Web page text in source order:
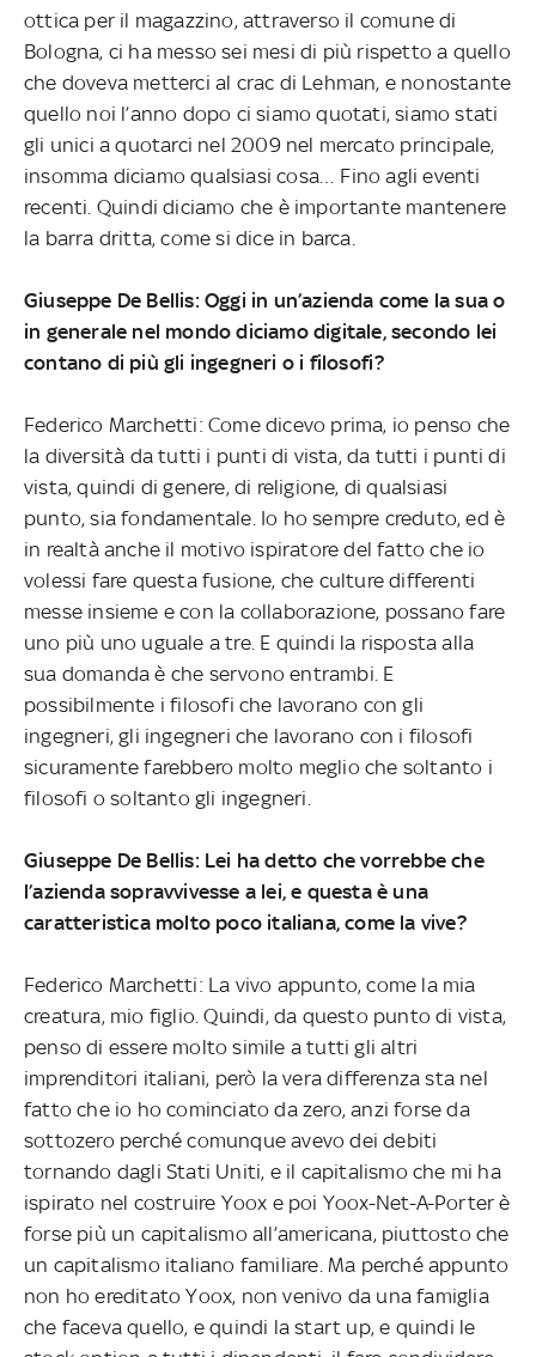
ottica per il magazzino, attraverso il comune di
Bologna, ci ha messo sei mesi di più rispetto a quello
che doveva metterci al crac di Lehman, e nonostante
quello noi l’anno dopo ci siamo quotati, siamo stati
gli unici a quotarci nel 2009 nel mercato principale,
insomma diciamo qualsiasi cosa… Fino agli eventi
recenti. Quindi diciamo che è importante mantenere
la barra dritta, come si dice in barca.
Giuseppe De Bellis: Oggi in un’azienda come la sua o
in generale nel mondo diciamo digitale, secondo lei
contano di più gli ingegneri o i filosofi?
Federico Marchetti: Come dicevo prima, io penso che
la diversità da tutti i punti di vista, da tutti i punti di
vista, quindi di genere, di religione, di qualsiasi
punto, sia fondamentale. Io ho sempre creduto, ed è
in realtà anche il motivo ispiratore del fatto che io
volessi fare questa fusione, che culture differenti
messe insieme e con la collaborazione, possano fare
uno più uno uguale a tre. E quindi la risposta alla
sua domanda è che servono entrambi. E
possibilmente i filosofi che lavorano con gli
ingegneri, gli ingegneri che lavorano con i filosofi
sicuramente farebbero molto meglio che soltanto i
filosofi o soltanto gli ingegneri.
Giuseppe De Bellis: Lei ha detto che vorrebbe che
l’azienda sopravvivesse a lei, e questa è una
caratteristica molto poco italiana, come la vive?
Federico Marchetti: La vivo appunto, come la mia
creatura, mio figlio. Quindi, da questo punto di vista,
penso di essere molto simile a tutti gli altri
imprenditori italiani, però la vera differenza sta nel
fatto che io ho cominciato da zero, anzi forse da
sottozero perché comunque avevo dei debiti
tornando dagli Stati Uniti, e il capitalismo che mi ha
ispirato nel costruire Yoox e poi Yoox-Net-A-Porter è
forse più un capitalismo all’americana, piuttosto che
un capitalismo italiano familiare. Ma perché appunto
non ho ereditato Yoox, non venivo da una famiglia
che faceva quello, e quindi la start up, e quindi le